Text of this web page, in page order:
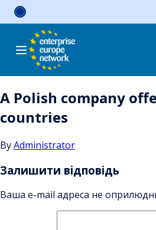
Skip
A Polish company
countries
ByAdministrator
Залишити відповідь
Ваша e-mail адреса не